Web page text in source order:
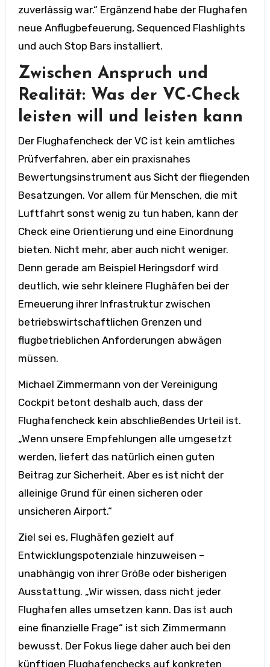
zuverlässig war.“ Ergänzend habe der Flughafen
neue Anflugbefeuerung, Sequenced Flashlights
und auch Stop Bars installiert.
Zwischen Anspruch und
Realität: Was der VC-Check
leisten will und leisten kann
Der Flughafencheck der VC ist kein amtliches
Prüfverfahren, aber ein praxisnahes
Bewertungsinstrument aus Sicht der fliegenden
Besatzungen. Vor allem für Menschen, die mit
Luftfahrt sonst wenig zu tun haben, kann der
Check eine Orientierung und eine Einordnung
bieten. Nicht mehr, aber auch nicht weniger.
Denn gerade am Beispiel Heringsdorf wird
deutlich, wie sehr kleinere Flughäfen bei der
Erneuerung ihrer Infrastruktur zwischen
betriebswirtschaftlichen Grenzen und
flugbetrieblichen Anforderungen abwägen
müssen.
Michael Zimmermann von der Vereinigung
Cockpit betont deshalb auch, dass der
Flughafencheck kein abschließendes Urteil ist.
„Wenn unsere Empfehlungen alle umgesetzt
werden, liefert das natürlich einen guten
Beitrag zur Sicherheit. Aber es ist nicht der
alleinige Grund für einen sicheren oder
unsicheren Airport.“
Ziel sei es, Flughäfen gezielt auf
Entwicklungspotenziale hinzuweisen –
unabhängig von ihrer Größe oder bisherigen
Ausstattung. „Wir wissen, dass nicht jeder
Flughafen alles umsetzen kann. Das ist auch
eine finanzielle Frage“ ist sich Zimmermann
bewusst. Der Fokus liege daher auch bei den
künftigen Flughafenchecks auf konkreten